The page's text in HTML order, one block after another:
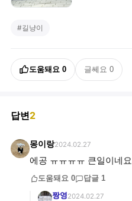
#길냥이
도움돼요 0 글쎄요 0
답변2
몽이랑2024.02.27
에공 ㅠㅠㅠㅠ 큰일이네요
도움돼요 0 답글 1
짱영2024.02.27